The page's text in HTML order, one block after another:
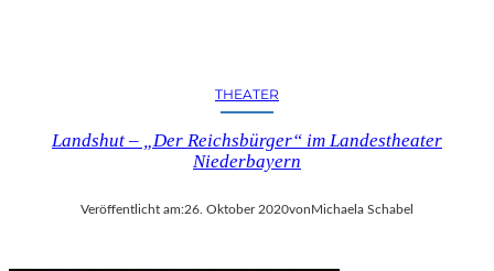
THEATER
Landshut – „Der Reichsbürger“ im Landestheater
Niederbayern
Veröffentlicht am:26. Oktober 2020vonMichaela Schabel